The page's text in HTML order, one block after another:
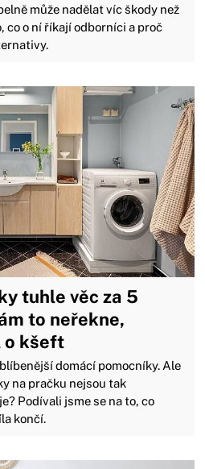
může nadělat víc škody než
co o ní říkají odborníci a proč
tuhle věc za 5
to neřekne,
o kšeft
domácí pomocníky. Ale
na pračku nejsou tak
Podívali jsme se na to, co
končí.